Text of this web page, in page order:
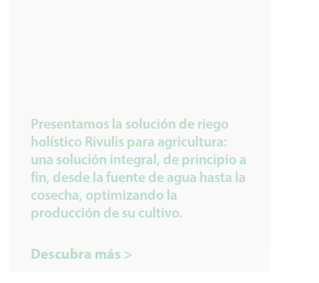
Presentamos la solución de riego
holístico Rivulis para agricultura:
una solución integral, de principio a
fin, desde la fuente de agua hasta la
cosecha, optimizando la
producción de su cultivo.
Descubra más >